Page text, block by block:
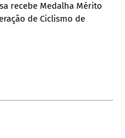
recebe Medalha Mérito
de Ciclismo de